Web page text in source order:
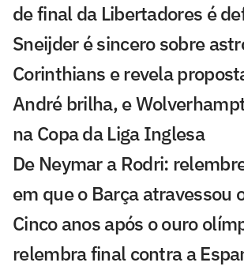
de final da Libertadores é
Sneijder é sincero sobre
Corinthians e revela
André brilha, e
na Copa da Liga Inglesa
De Neymar a Rodri:
em que o Barça atravessou
Cinco anos após o ouro
relembra final contra a